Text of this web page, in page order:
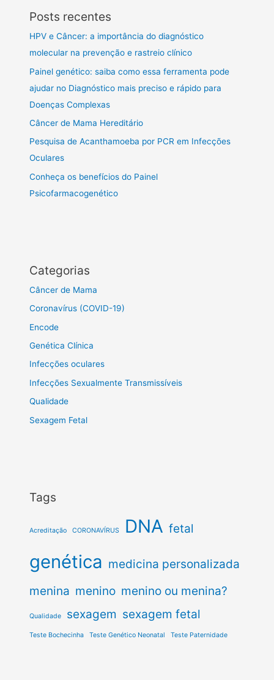
Posts recentes
HPV e Câncer: a importância do diagnóstico
molecular na prevenção e rastreio clínico
Painel genético: saiba como essa ferramenta pode
ajudar no Diagnóstico mais preciso e rápido para
Doenças Complexas
Câncer de Mama Hereditário
Pesquisa de Acanthamoeba por PCR em Infecções
Oculares
Conheça os benefícios do Painel
Psicofarmacogenético
Categorias
Câncer de Mama
Coronavírus (COVID-19)
Encode
Genética Clínica
Infecções oculares
Infecções Sexualmente Transmissíveis
Qualidade
Sexagem Fetal
Tags
Acreditação CORONAVÍRUS DNA fetal
genética medicina personalizada
menina menino menino ou menina?
Qualidade sexagem sexagem fetal
Teste Bochecinha Teste Genético Neonatal Teste Paternidade